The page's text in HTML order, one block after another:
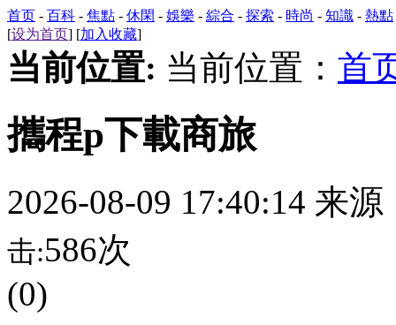
首页 - 百科 - 焦點 - 休閑 - 娛樂 - 綜合 - 探索 - 時尚 - 知識 - 熱點
[设为首页] [加入收藏]
当前位置: 当前位置： 首
攜程p下載商旅
2026-08-09 17:40:14 来源
击:586次
(0)